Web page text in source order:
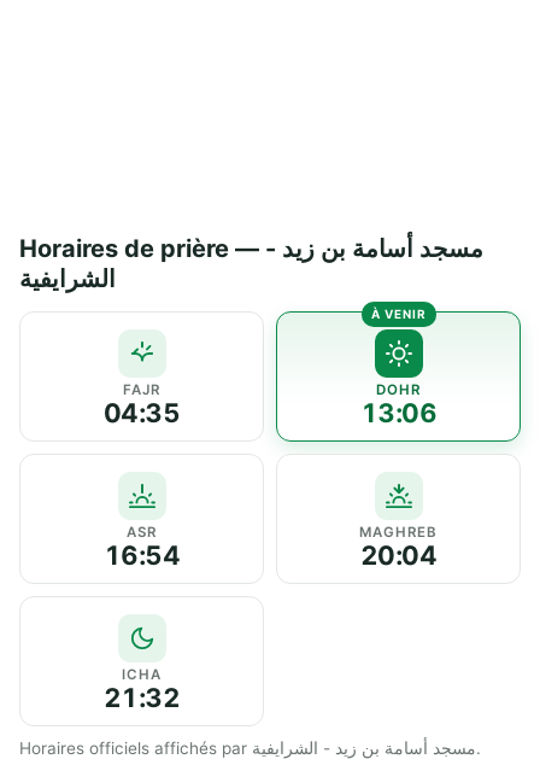
Horaires de prière — مسجد أسامة بن زيد -
الشرايفية
FAJR
04:35
DOHR
13:06
ASR
16:54
MAGHREB
20:04
ICHA
21:32
Horaires officiels affichés par مسجد أسامة بن زيد - الشرايفية.